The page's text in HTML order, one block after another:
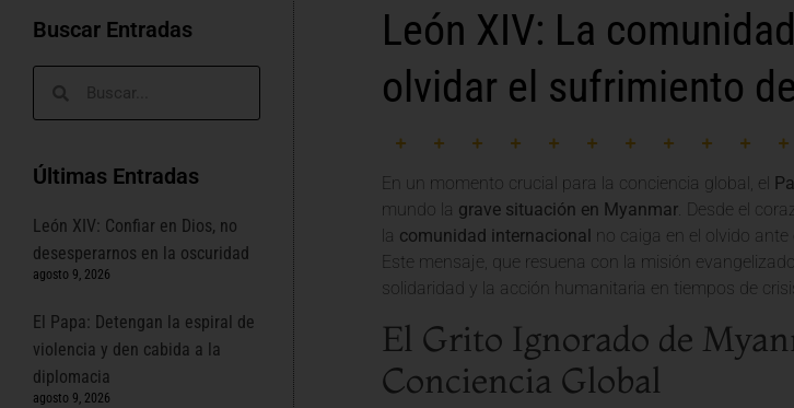
Buscar Entradas
Últimas Entradas
León XIV: Confiar en Dios, no
desesperarnos en la oscuridad
agosto 9, 2026
El Papa: Detengan la espiral de
violencia y den cabida a la
diplomacia
agosto 9, 2026
León XIV: La
olvidar el sufrimiento
En un momento crucial para la conciencia global, el
mundo la grave situación en Myanmar. Desde el
la comunidad internacional no caiga en el olvido
Este mensaje, que resuena con la misión
solidaridad y la acción humanitaria en tiempos de
El Grito Ignorado de
Conciencia Global